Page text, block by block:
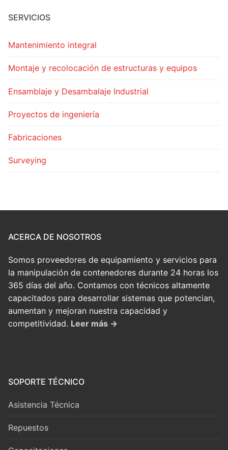
SERVICIOS
Mantenimiento integral
Montaje y recolocación de estructuras y equipos
Ensamblaje y Desambalaje Industrial
Proyectos de ingeniería
Fabricaciones
Surveying
ACERCA DE NOSOTROS
Somos proveedores de equipamiento y servicios para
la manipulación de contenedores durante 24 horas los
365 días del año. Contamos con técnicos altamente
capacitados para desarrollar sistemas que potencian,
aumentan y mejoran nuestra capacidad y
competitividad. Leer más →
SOPORTE TÉCNICO
Asistencia Técnica
Repuestos